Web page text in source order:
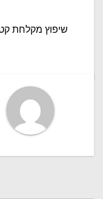
ניווט
שיפוץ מקלחת